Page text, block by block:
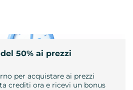
50% ai prezzi
per acquistare ai prezzi
crediti ora e ricevi un bonus